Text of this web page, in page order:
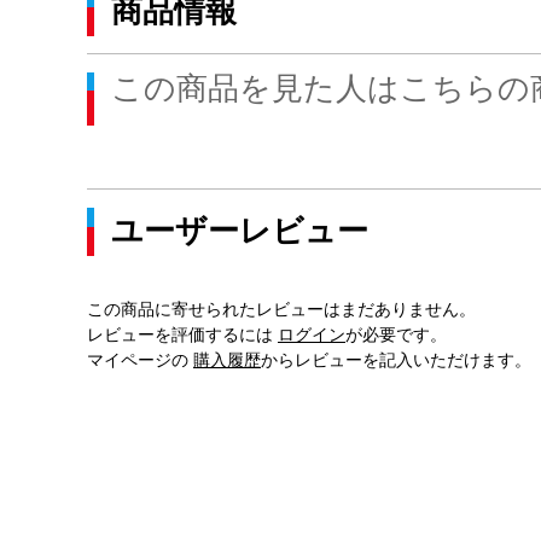
商品情報
この商品を見た人はこちら
ユーザーレビュー
この商品に寄せられたレビューはまだありません。
レビューを評価するには ログインが必要です。
マイページの 購入履歴からレビューを記入いただけます。